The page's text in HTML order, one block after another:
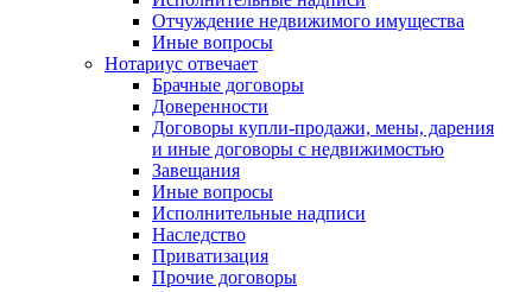
Отчуждение недвижимого имущества
Иные вопросы
Нотариус отвечает
Брачные договоры
Доверенности
Договоры купли-продажи, мены, дарения
и иные договоры с недвижимостью
Завещания
Иные вопросы
Исполнительные надписи
Наследство
Приватизация
Прочие договоры